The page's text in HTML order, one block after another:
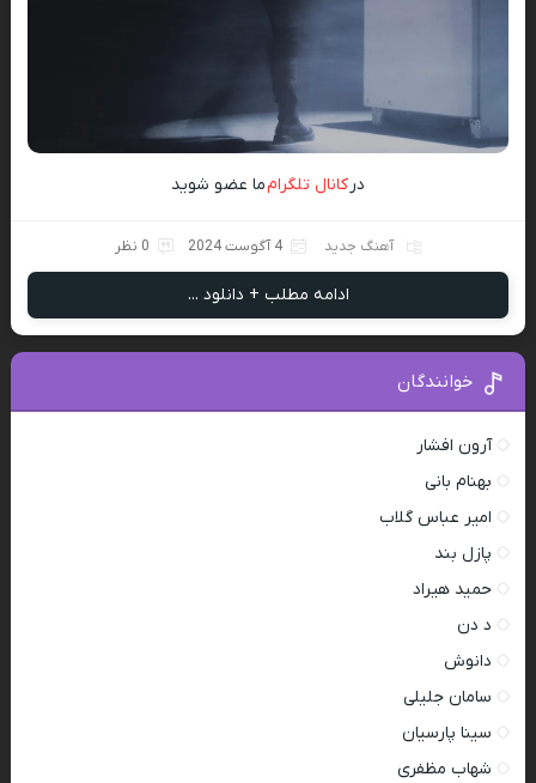
درکانال تلگرامما عضو شوید
آهنگ جدید 4 آگوست 2024 0 نظر
ادامه مطلب + دانلود ...
خوانندگان
آرون افشار
بهنام بانی
امیر عباس گلاب
پازل بند
حمید هیراد
د دن
دانوش
سامان جلیلی
سینا پارسیان
شهاب مظفری